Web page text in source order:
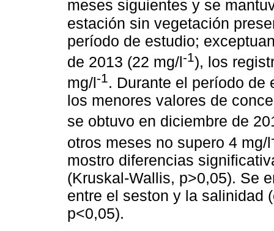
meses siguientes y se
estación sin vegetación
período de estudio;
de 2013 (22 mg/l-1), los
mg/l-1. Durante el período de
los menores valores de
se obtuvo en diciembre de
otros meses no supero 4 mg/l
mostro diferencias
(Kruskal-Wallis, p>0,05). Se
entre el seston y la salinidad
p<0,05).